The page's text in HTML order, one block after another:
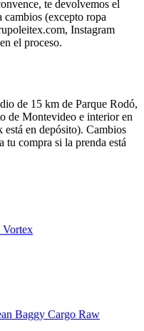
te devolvemos el
cambios (excepto ropa
Instagram
el proceso.
de 15 km de Parque Rodó,
de Montevideo e interior en
está en depósito). Cambios
tu compra si la prenda está